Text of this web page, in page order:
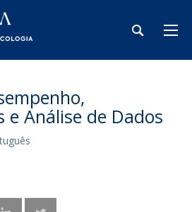
e Análise de Dados